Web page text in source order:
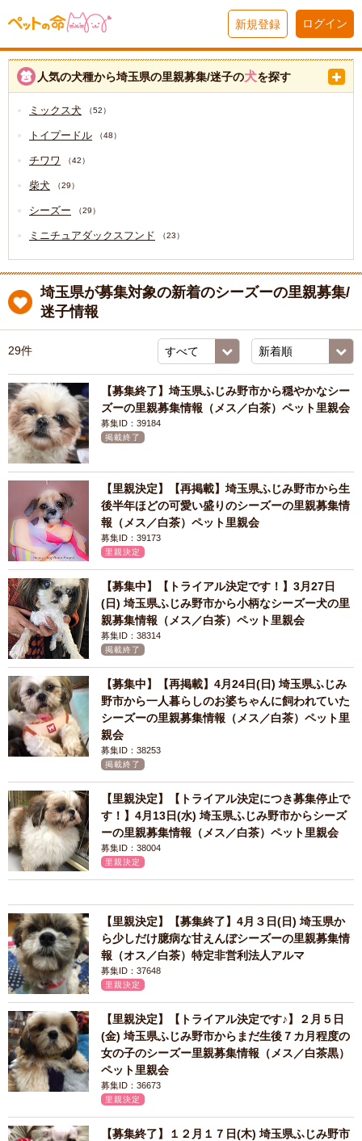
新規登録 ログイン
人気の犬種から埼玉県の里親募集/迷子の犬を探す
ミックス犬 （52）
トイプードル （48）
チワワ （42）
柴犬 （29）
シーズー （29）
ミニチュアダックスフンド （23）
埼玉県が募集対象の新着のシーズーの里親募集/
迷子情報
29件
【募集終了】埼玉県ふじみ野市から穏やかなシー
ズーの里親募集情報（メス／白茶）ペット里親会
募集ID：39184
掲載終了
【里親決定】【再掲載】埼玉県ふじみ野市から生
後半年ほどの可愛い盛りのシーズーの里親募集情
報（メス／白茶）ペット里親会
募集ID：39173
里親決定
【募集中】【トライアル決定です！】3月27日
(日) 埼玉県ふじみ野市から小柄なシーズー犬の里
親募集情報（メス／白茶）ペット里親会
募集ID：38314
掲載終了
【募集中】【再掲載】4月24日(日) 埼玉県ふじみ
野市から一人暮らしのお婆ちゃんに飼われていた
シーズーの里親募集情報（メス／白茶）ペット里
親会
募集ID：38253
掲載終了
【里親決定】【トライアル決定につき募集停止で
す！】4月13日(水) 埼玉県ふじみ野市からシーズ
ーの里親募集情報（メス／白茶）ペット里親会
募集ID：38004
里親決定
【里親決定】【募集終了】4月３日(日) 埼玉県か
ら少しだけ臆病な甘えんぼシーズーの里親募集情
報（オス／白茶）特定非営利法人アルマ
募集ID：37648
里親決定
【里親決定】【トライアル決定です♪】２月５日
(金) 埼玉県ふじみ野市からまだ生後７カ月程度の
女の子のシーズー里親募集情報（メス／白茶黒）
ペット里親会
募集ID：36673
里親決定
【募集終了】１２月１７日(木) 埼玉県ふじみ野市